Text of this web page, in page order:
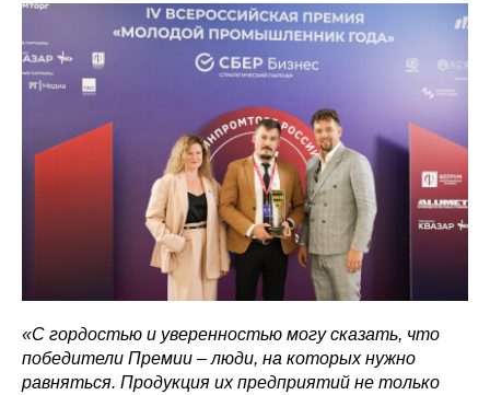
«С гордостью и уверенностью могу сказать, что
победители Премии – люди, на которых нужно
равняться. Продукция их предприятий не только